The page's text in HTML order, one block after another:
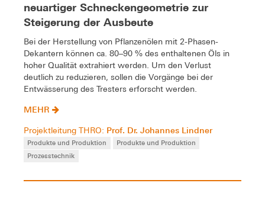
neuartiger Schneckengeometrie zur
Steigerung der Ausbeute
Bei der Herstellung von Pflanzenölen mit 2-Phasen-
Dekantern können ca. 80–90 % des enthaltenen Öls in
hoher Qualität extrahiert werden. Um den Verlust
deutlich zu reduzieren, sollen die Vorgänge bei der
Entwässerung des Tresters erforscht werden.
MEHR
Projektleitung THRO: Prof. Dr. Johannes Lindner
Produkte und Produktion
Produkte und Produktion
Prozesstechnik